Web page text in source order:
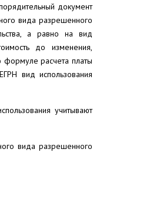
документ
вида разрешенного
а равно на вид
до изменения,
формуле расчета платы
вид использования
учитывают
вида разрешенного